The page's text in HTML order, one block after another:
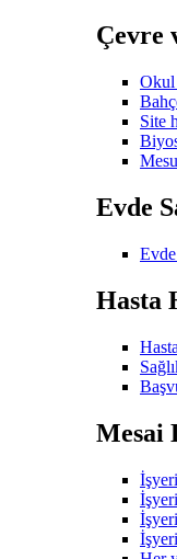
Çevre
Okul
Site
Evde
Hasta
Mesai